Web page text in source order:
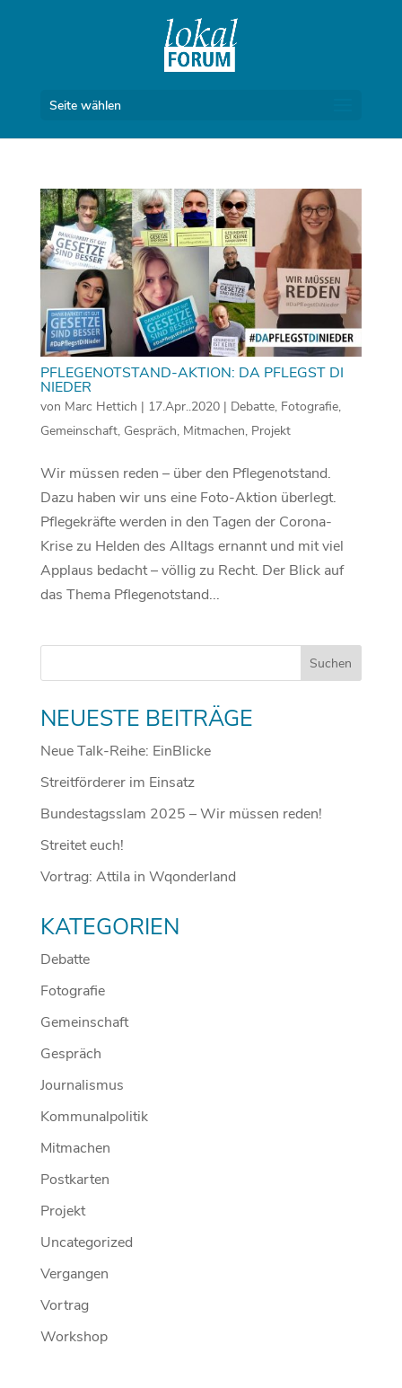
Seite wählen
PFLEGENOTSTAND-AKTION: DA PFLEGST DI
NIEDER
von Marc Hettich | 17.Apr..2020| Debatte, Fotografie,
Gemeinschaft, Gespräch, Mitmachen, Projekt
Wir müssen reden – über den Pflegenotstand.
Dazu haben wir uns eine Foto-Aktion überlegt.
Pflegekräfte werden in den Tagen der Corona-
Krise zu Helden des Alltags ernannt und mit viel
Applaus bedacht – völlig zu Recht. Der Blick auf
das Thema Pflegenotstand...
NEUESTE BEITRÄGE
Neue Talk-Reihe: EinBlicke
Streitförderer im Einsatz
Bundestagsslam 2025 – Wir müssen reden!
Streitet euch!
Vortrag: Attila in Wqonderland
KATEGORIEN
Debatte
Fotografie
Gemeinschaft
Gespräch
Journalismus
Kommunalpolitik
Mitmachen
Postkarten
Projekt
Uncategorized
Vergangen
Vortrag
Workshop